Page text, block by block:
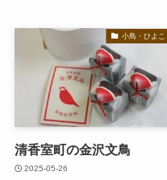
小鳥・ひよこ
清香室町の金沢文鳥
2025-05-26